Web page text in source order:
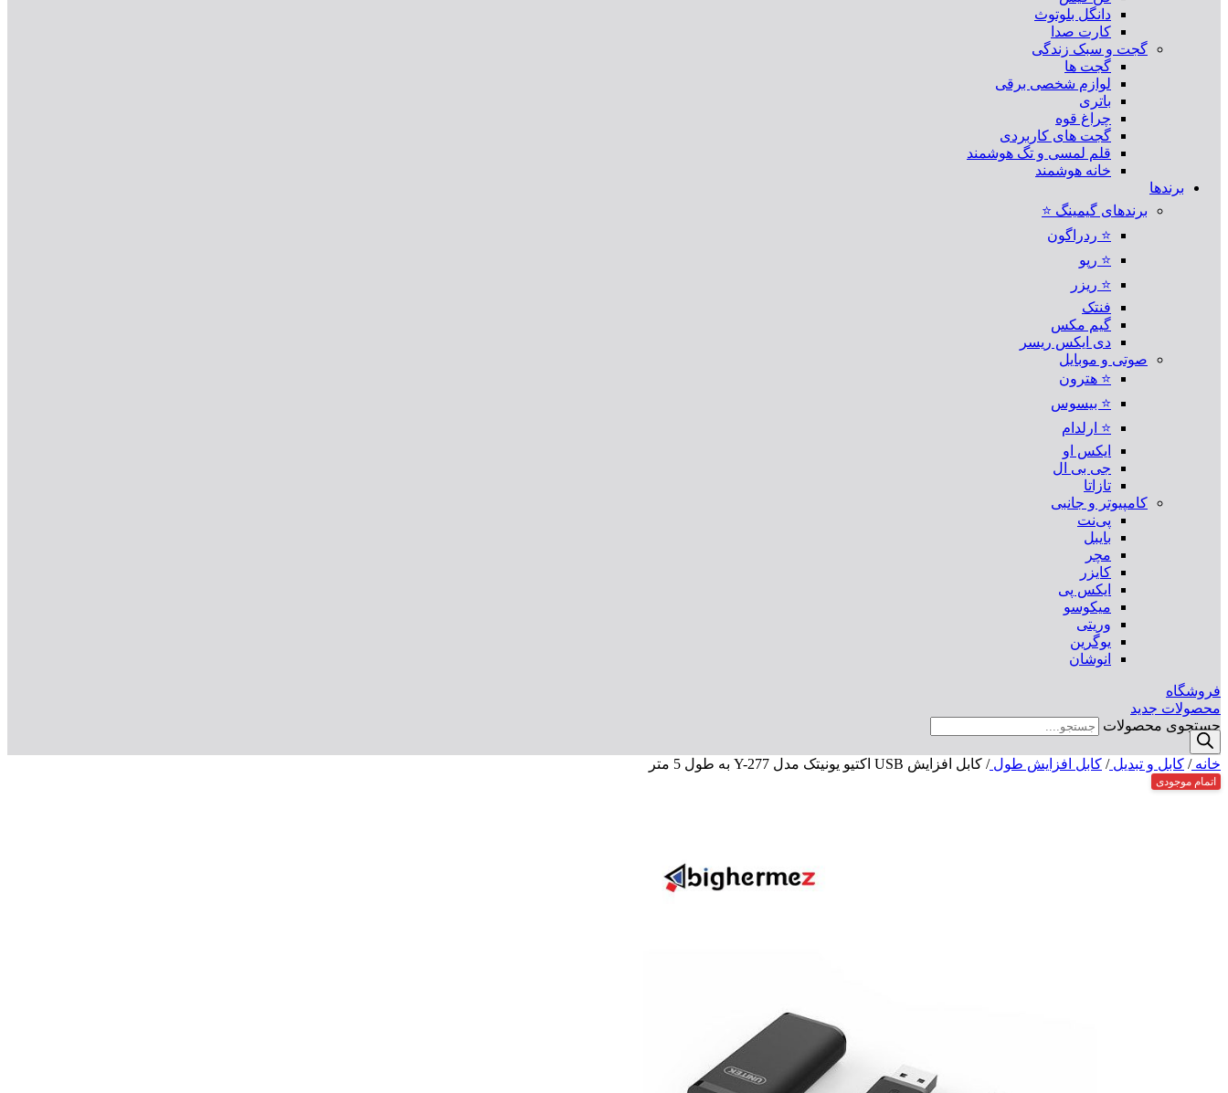
دانگل بلوتوث
کارت صدا
گجت و سبک زندگی
گجت ها
لوازم شخصی برقی
باتری
چراغ قوه
گجت های کاربردی
قلم لمسی و تگ هوشمند
خانه هوشمند
برندها
برندهای گیمینگ ⭐
⭐ ردراگون
⭐ رپو
⭐ ریزر
فنتک
گیم مکس
دی ایکس ریسر
صوتی و موبایل
⭐ هترون
⭐ بیسوس
⭐ ارلدام
ایکس او
جی بی ال
تازاتا
کامپیوتر و جانبی
پی‌نت
بایبل
مچر
کایزر
ایکس پی
میکوسو
وریتی
یوگرین
انوشان
فروشگاه
محصولات جدید
جستجوی محصولات
خانه/ کابل و تبدیل/ کابل افزایش طول/ کابل افزایش USB اکتیو یونیتک مدل Y-277 به طول 5 متر
اتمام موجودی